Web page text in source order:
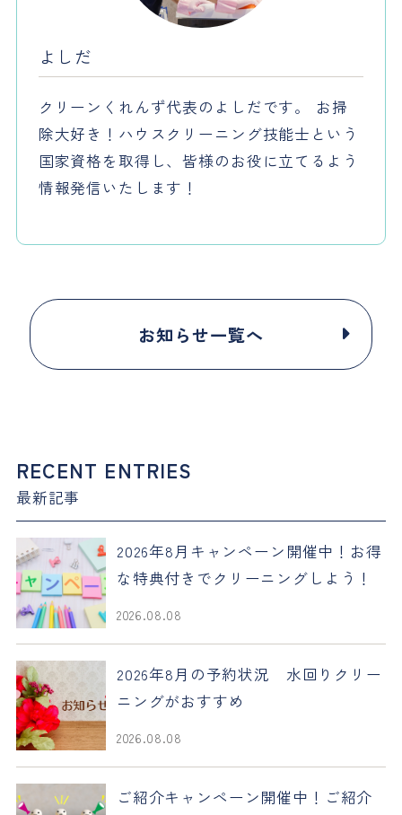
よしだ
クリーンくれんず代表のよしだです。 お掃
除大好き！ハウスクリーニング技能士という
国家資格を取得し、皆様のお役に立てるよう
情報発信いたします！
お知らせ一覧へ
RECENT ENTRIES
最新記事
2026年8月キャンペーン開催中！お得
な特典付きでクリーニングしよう！
2026.08.08
2026年8月の予約状況 水回りクリー
ニングがおすすめ
2026.08.08
ご紹介キャンペーン開催中！ご紹介